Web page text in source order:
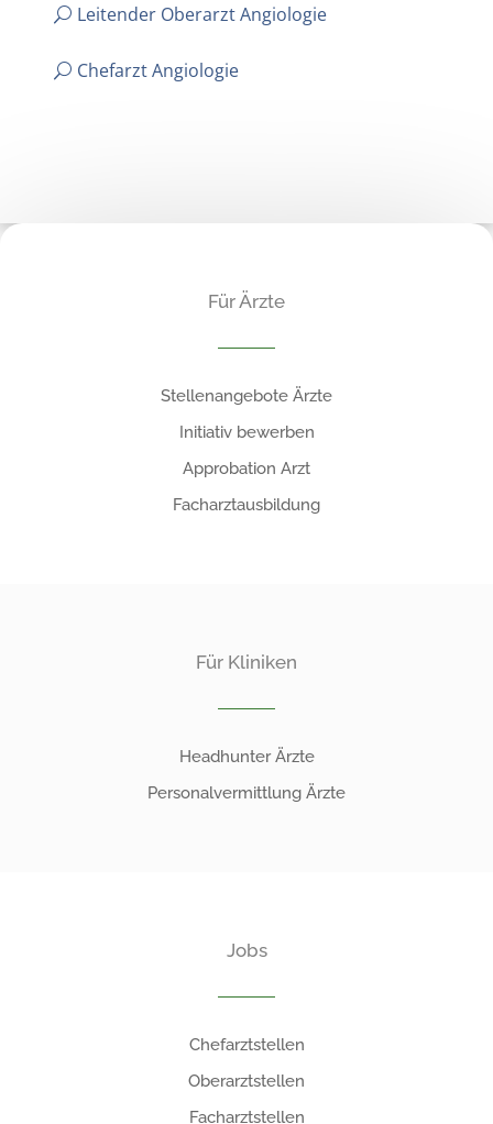
Leitender Oberarzt Angiologie
Chefarzt Angiologie
Für Ärzte
Stellenangebote Ärzte
Initiativ bewerben
Approbation Arzt
Facharztausbildung
Für Kliniken
Headhunter Ärzte
Personalvermittlung Ärzte
Jobs
Chefarztstellen
Oberarztstellen
Facharztstellen